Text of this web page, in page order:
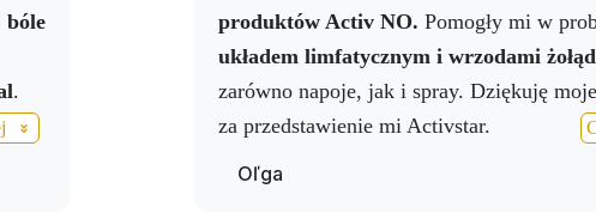
bóle
.
produktów Activ NO. Pomogły mi w
układem limfatycznym i wrzodami
zarówno napoje, jak i spray. Dziękuję
za przedstawienie mi Activstar.
Oľga